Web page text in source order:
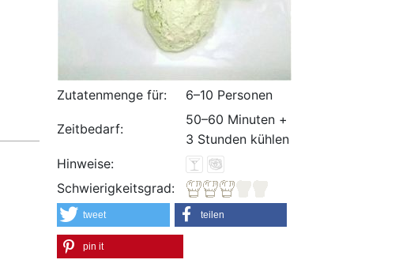
Zutatenmenge für: 6–10 Personen
Zeitbedarf:
50–60 Minuten +
3 Stunden kühlen
Hinweise:
Schwierigkeitsgrad:
tweet teilen
pin it